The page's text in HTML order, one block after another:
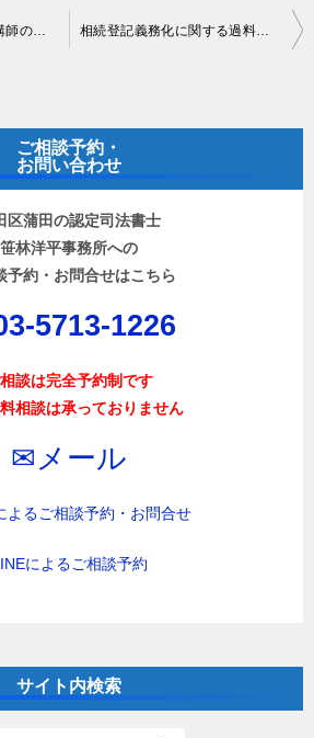
相続に関するセミナー講師の依頼について 相続登記義務化に関する過料（罰金）制度の考察
ご相談予約・
お問い合わせ
区蒲田の認定司法書士
笹林洋平事務所への
予約・お問合せはこちら
5713-1226
談は完全予約制です
相談は承っておりません
✉︎メール
よるご相談予約・お問合せ
によるご相談予約
サイト内検索